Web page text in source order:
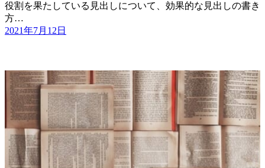
役割を果たしている見出しについて、効果的な見出しの書き
方…
2021年7月12日